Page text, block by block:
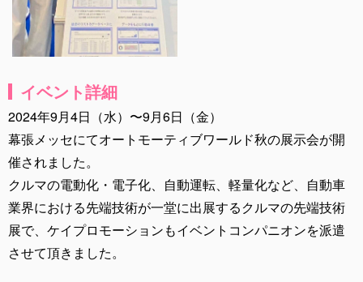
イベント詳細
2024年9月4日（水）〜9月6日（金）
幕張メッセにてオートモーティブワールド秋の展示会が開
催されました。
クルマの電動化・電子化、自動運転、軽量化など、自動車
業界における先端技術が一堂に出展するクルマの先端技術
展で、ケイプロモーションもイベントコンパニオンを派遣
させて頂きました。